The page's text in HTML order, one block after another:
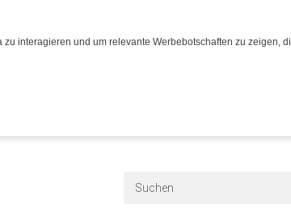
interagieren und um relevante Werbebotschaften zu zeigen,